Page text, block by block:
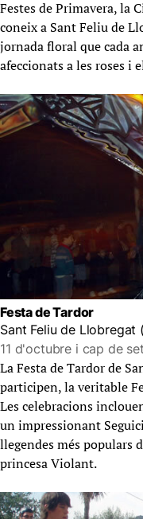
Festes de Primavera, la
coneix a Sant Feliu de
jornada floral que cada
afeccionats a les roses i
Festa de Tardor
Sant Feliu de Llobregat
11 d'octubre i cap de
La Festa de Tardor de
participen, la veritable
Les celebracions
un impressionant
llegendes més populars
princesa Violant.